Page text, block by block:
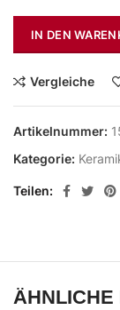
IN DEN
Vergleiche
Artikelnummer:
Kategorie:
Teilen
ÄHNLICHE